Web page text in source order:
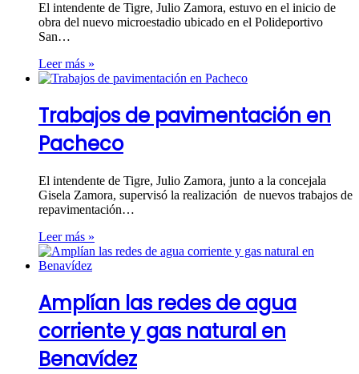
El intendente de Tigre, Julio Zamora, estuvo en el inicio de
obra del nuevo microestadio ubicado en el Polideportivo
San…
Leer más »
Trabajos de pavimentación en
Pacheco
El intendente de Tigre, Julio Zamora, junto a la concejala
Gisela Zamora, supervisó la realización de nuevos trabajos de
repavimentación…
Leer más »
Amplían las redes de agua
corriente y gas natural en
Benavídez